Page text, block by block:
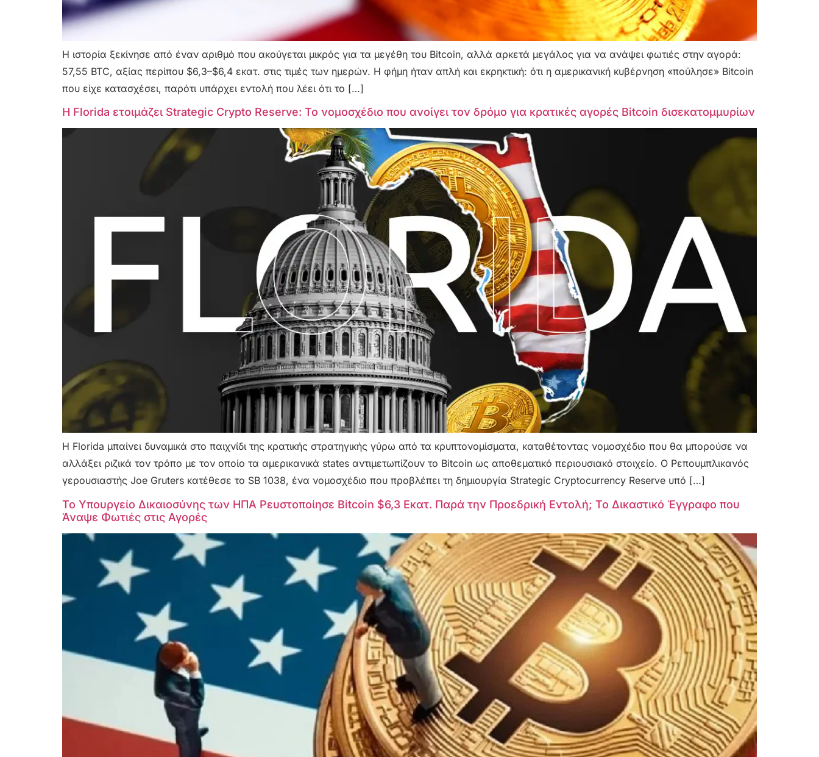
Η ιστορία ξεκίνησε από έναν αριθμό που ακούγεται μικρός για τα μεγέθη του Bitcoin, αλλά αρκετά μεγάλος για να ανάψει φωτιές στην αγορά:
57,55 BTC, αξίας περίπου $6,3–$6,4 εκατ. στις τιμές των ημερών. Η φήμη ήταν απλή και εκρηκτική: ότι η αμερικανική κυβέρνηση «πούλησε» Bitcoin
που είχε κατασχέσει, παρότι υπάρχει εντολή που λέει ότι το […]
Η Florida ετοιμάζει Strategic Crypto Reserve: Το νομοσχέδιο που ανοίγει τον δρόμο για κρατικές αγορές Bitcoin δισεκατομμυρίων
Η Florida μπαίνει δυναμικά στο παιχνίδι της κρατικής στρατηγικής γύρω από τα κρυπτονομίσματα, καταθέτοντας νομοσχέδιο που θα μπορούσε να
αλλάξει ριζικά τον τρόπο με τον οποίο τα αμερικανικά states αντιμετωπίζουν το Bitcoin ως αποθεματικό περιουσιακό στοιχείο. Ο Ρεπουμπλικανός
γερουσιαστής Joe Gruters κατέθεσε το SB 1038, ένα νομοσχέδιο που προβλέπει τη δημιουργία Strategic Cryptocurrency Reserve υπό […]
Το Υπουργείο Δικαιοσύνης των ΗΠΑ Ρευστοποίησε Bitcoin $6,3 Εκατ. Παρά την Προεδρική Εντολή; Το Δικαστικό Έγγραφο που
Άναψε Φωτιές στις Αγορές